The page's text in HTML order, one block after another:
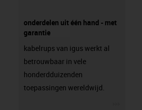
onderdelen uit één hand - met
garantie
kabelrups van igus werkt al
betrouwbaar in vele
honderdduizenden
toepassingen wereldwijd.